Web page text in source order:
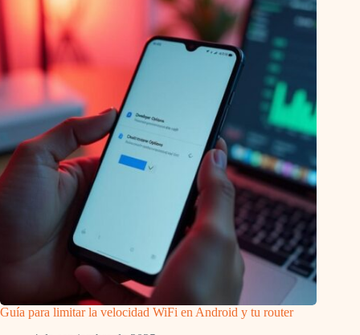
Guía para limitar la velocidad WiFi en Android y tu router